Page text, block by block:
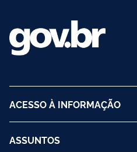
ACESSO À INFORMAÇÃO
ASSUNTOS